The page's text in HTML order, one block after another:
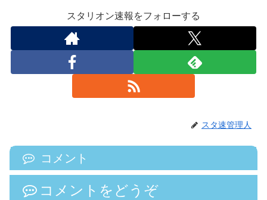
スタリオン速報をフォローする
スタ速管理人
コメント
コメントをどうぞ